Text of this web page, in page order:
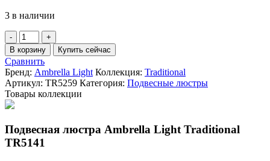
3 в наличии
Количество
товара
Подвесная
люстра
Ambrella
Light
Traditional
В корзину Купить сейчас
Сравнить
Бренд: Ambrella Light Коллекция: Traditional
Артикул: TR5259 Категория: Подвесные люстры
Товары коллекции
Подвесная люстра Ambrella Light Traditional
TR5141